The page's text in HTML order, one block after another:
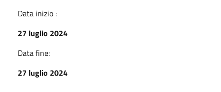
Data inizio :
27 luglio 2024
Data fine:
27 luglio 2024